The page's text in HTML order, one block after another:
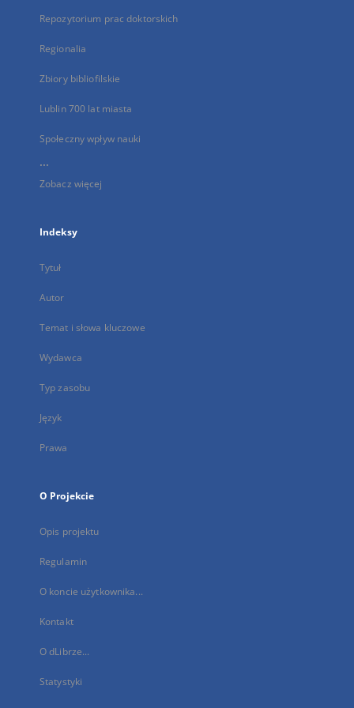
Repozytorium prac doktorskich
Regionalia
Zbiory bibliofilskie
Lublin 700 lat miasta
Społeczny wpływ nauki
...
Zobacz więcej
Indeksy
Tytuł
Autor
Temat i słowa kluczowe
Wydawca
Typ zasobu
Język
Prawa
O Projekcie
Opis projektu
Regulamin
O koncie użytkownika...
Kontakt
O dLibrze...
Statystyki